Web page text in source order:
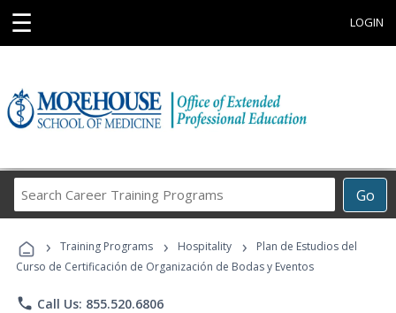
☰ LOGIN
Go
Career
Programs
› Training Programs › Hospitality ›
Plan de Estudios del
Curso de Certificación de Organización de Bodas y Eventos
phone Call Us: 855.520.6806